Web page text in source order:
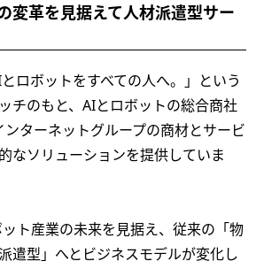
変革を見据えて人材派遣型サー
ロボットをすべての人へ。」という
チのもと、AIとロボットの総合商社
ターネットグループの商材とサービ
なソリューションを提供していま
ト産業の未来を見据え、従来の「物
遣型」へとビジネスモデルが変化し